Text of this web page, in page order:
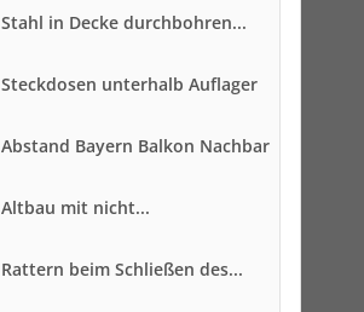
Stahl in Decke durchbohren...
Steckdosen unterhalb Auflager
Abstand Bayern Balkon Nachbar
Altbau mit nicht...
Rattern beim Schließen des...